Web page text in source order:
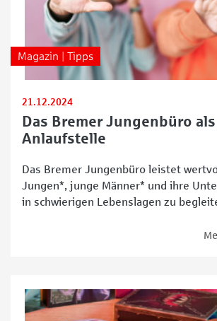
Magazin | Tipps
21.12.2024
Das Bremer Jungenbüro
Anlaufstelle
Das Bremer Jungenbüro leistet
Jungen*, junge Männer* und ihre
in schwierigen Lebenslagen zu
Systemischer Berater des Bremer
zu geschlechtsspezifischen
Jungenbüro